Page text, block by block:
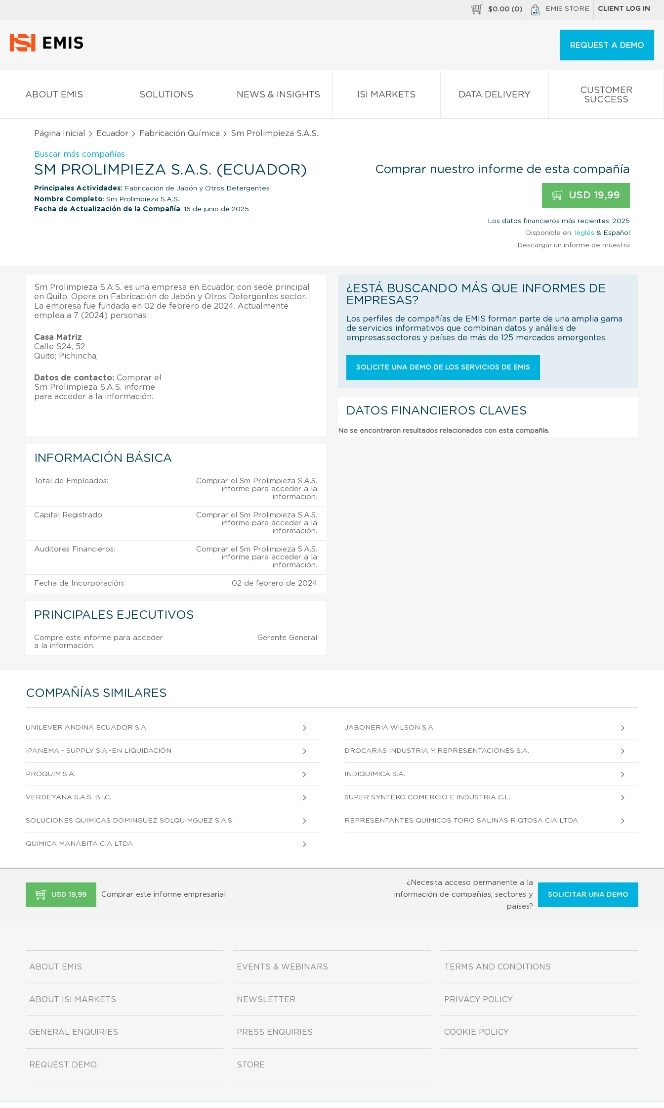
$0.00 (0) EMIS STORE CLIENT LOG IN
REQUEST A DEMO
ABOUT EMIS SOLUTIONS NEWS & INSIGHTS ISI MARKETS DATA DELIVERY
CUSTOMER
SUCCESS
Página Inicial Ecuador Fabricación Química Sm Prolimpieza S.A.S.
Buscar más compañías
SM PROLIMPIEZA S.A.S. (ECUADOR)
Principales Actividades: Fabricación de Jabón y Otros Detergentes
Nombre Completo: Sm Prolimpieza S.A.S.
Fecha de Actualización de la Compañía: 16 de junio de 2025
Comprar nuestro informe de esta compañía
USD 19,99
Los datos financieros más recientes: 2025
Disponible en: Inglés & Español
Descargar un informe de muestra
Sm Prolimpieza S.A.S. es una empresa en Ecuador, con sede principal
en Quito. Opera en Fabricación de Jabón y Otros Detergentes sector.
La empresa fue fundada en 02 de febrero de 2024. Actualmente
emplea a 7 (2024) personas.
Casa Matriz
Calle S24, 52
Quito; Pichincha;
Datos de contacto: Comprar el
Sm Prolimpieza S.A.S. informe
para acceder a la información.
INFORMACIÓN BÁSICA
Total de Empleados:
Comprar el Sm Prolimpieza S.A.S.
informe para acceder a la
información.
Capital Registrado:
Comprar el Sm Prolimpieza S.A.S.
informe para acceder a la
información.
Auditores Financieros:
Comprar el Sm Prolimpieza S.A.S.
informe para acceder a la
información.
Fecha de Incorporación: 02 de febrero de 2024
PRINCIPALES EJECUTIVOS
Compre este informe para acceder
a la información.
Gerente General
¿ESTÁ BUSCANDO MÁS QUE INFORMES DE
EMPRESAS?
Los perfiles de compañías de EMIS forman parte de una amplia gama
de servicios informativos que combinan datos y análisis de
empresas,sectores y países de más de 125 mercados emergentes.
SOLICITE UNA DEMO DE LOS SERVICIOS DE EMIS
DATOS FINANCIEROS CLAVES
No se encontraron resultados relacionados con esta compañía.
COMPAÑÍAS SIMILARES
UNILEVER ANDINA ECUADOR S.A. JABONERIA WILSON S.A.
IPANEMA - SUPPLY S.A.-EN LIQUIDACIÓN DROCARAS INDUSTRIA Y REPRESENTACIONES S.A.
PROQUIM S.A. INDIQUIMICA S.A.
VERDEYANA S.A.S. B.I.C. SUPER SYNTEKO COMERCIO E INDUSTRIA C.L.
SOLUCIONES QUIMICAS DOMINGUEZ SOLQUIMGUEZ S.A.S. REPRESENTANTES QUIMICOS TORO SALINAS RIQTOSA CIA LTDA
QUIMICA MANABITA CIA LTDA
USD 19,99 Comprar este informe empresarial
¿Necesita acceso permanente a la
información de compañías, sectores y
países?
SOLICITAR UNA DEMO
ABOUT EMIS
ABOUT ISI MARKETS
GENERAL ENQUIRIES
REQUEST DEMO
EVENTS & WEBINARS
NEWSLETTER
PRESS ENQUIRIES
STORE
TERMS AND CONDITIONS
PRIVACY POLICY
COOKIE POLICY